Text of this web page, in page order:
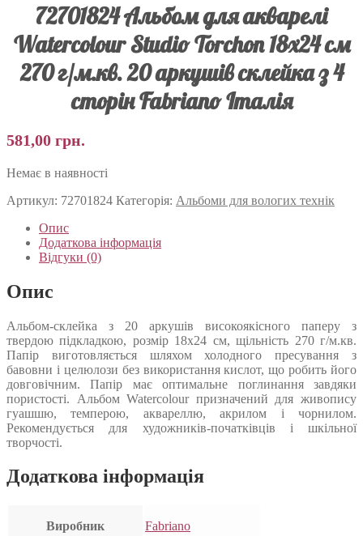
72701824 Альбом для акварелі
Watercolour Studio Torchon 18х24 см
270 г/м.кв. 20 аркушів склейка з 4
сторін Fabriano Італія
581,00 грн.
Немає в наявності
Артикул: 72701824 Категорія: Альбоми для вологих технік
Опис
Додаткова інформація
Відгуки (0)
Опис
Альбом-склейка з 20 аркушів високоякісного паперу з
твердою підкладкою, розмір 18х24 см, щільність 270 г/м.кв.
Папір виготовляється шляхом холодного пресування з
бавовни і целюлози без використання кислот, що робить його
довговічним. Папір має оптимальне поглинання завдяки
пористості. Альбом Watercolour призначений для живопису
гуашшю, темперою, аквареллю, акрилом і чорнилом.
Рекомендується для художників-початківців і шкільної
творчості.
Додаткова інформація
Виробник Fabriano